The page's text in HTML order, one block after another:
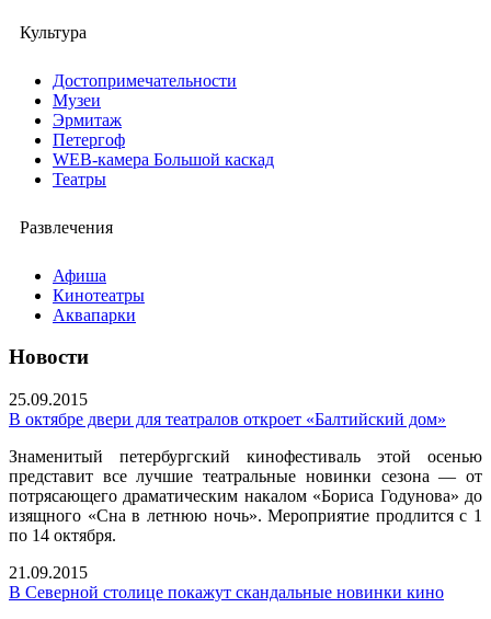
Культура
Достопримечательности
Музеи
Эрмитаж
Петергоф
WEB-камера Большой каскад
Театры
Развлечения
Афиша
Кинотеатры
Аквапарки
Новости
25.09.2015
В октябре двери для театралов откроет «Балтийский дом»
Знаменитый петербургский кинофестиваль этой осенью
представит все лучшие театральные новинки сезона — от
потрясающего драматическим накалом «Бориса Годунова» до
изящного «Сна в летнюю ночь». Мероприятие продлится с 1
по 14 октября.
21.09.2015
В Северной столице покажут скандальные новинки кино